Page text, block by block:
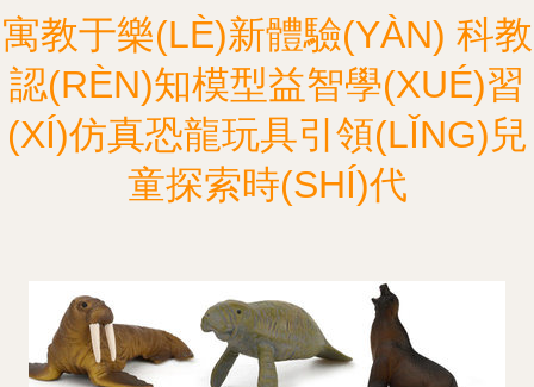
寓教于樂(LÈ)新體驗(YÀN) 科教
認(RÈN)知模型益智學(XUÉ)習
(XÍ)仿真恐龍玩具引領(LǏNG)兒
童探索時(SHÍ)代